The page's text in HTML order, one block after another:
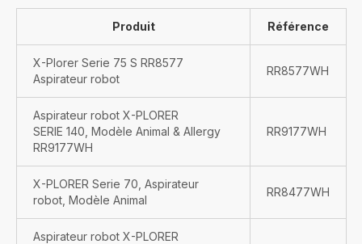
Produit Référence
X-Plorer Serie 75 S RR8577
Aspirateur robot
RR8577WH
Aspirateur robot X-PLORER
SERIE 140, Modèle Animal & Allergy
RR9177WH
RR9177WH
X-PLORER Serie 70, Aspirateur
robot, Modèle Animal
RR8477WH
Aspirateur robot X-PLORER